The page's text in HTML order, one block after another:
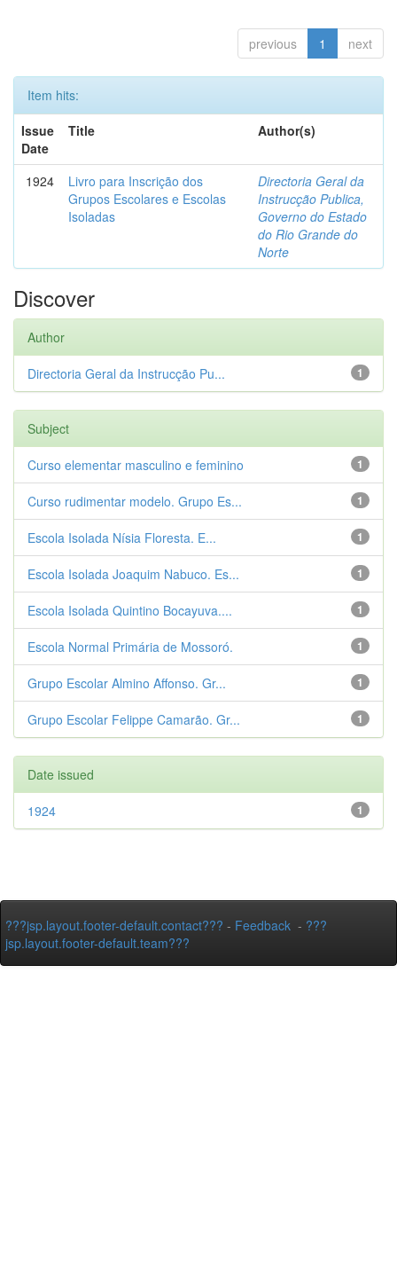
previous 1 next
Item hits:
Issue
Date
Title Author(s)
1924
Livro para Inscrição dos
Grupos Escolares e Escolas
Isoladas
Directoria Geral da
Instrucção Publica,
Governo do Estado
do Rio Grande do
Norte
Discover
Author
1
Directoria Geral da Instrucção Pu...
Subject
1
Curso elementar masculino e feminino
1
Curso rudimentar modelo. Grupo Es...
1
Escola Isolada Nísia Floresta. E...
1
Escola Isolada Joaquim Nabuco. Es...
1
Escola Isolada Quintino Bocayuva....
1
Escola Normal Primária de Mossoró.
1
Grupo Escolar Almino Affonso. Gr...
1
Grupo Escolar Felippe Camarão. Gr...
Date issued
1
1924
???jsp.layout.footer-default.contact??? - Feedback - ???
jsp.layout.footer-default.team???